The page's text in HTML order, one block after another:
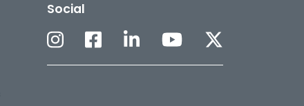
Social